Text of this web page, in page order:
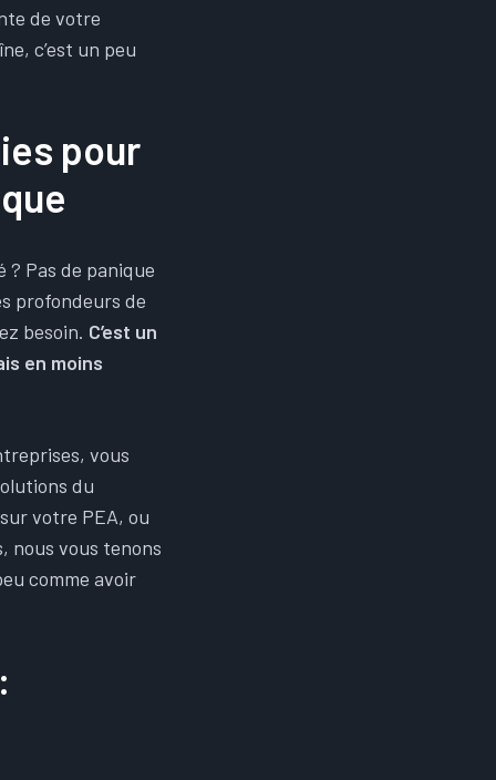
de votre
c’est un peu
pour
Pas de panique
profondeurs de
besoin. C’est un
en moins
vous
du
votre PEA, ou
nous vous tenons
comme avoir